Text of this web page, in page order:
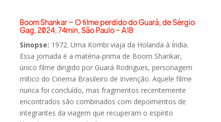
Boom Shankar – O filme perdido do Guará, de Sérgio
Gag, 2024, 74min, São Paulo - A18
Sinopse: 1972. Uma Kombi viaja da Holanda à Índia.
Essa jornada é a matéria-prima de Boom Shankar,
único filme dirigido por Guará Rodrigues, personagem
mítico do Cinema Brasileiro de Invenção. Aquele filme
nunca foi concluído, mas fragmentos recentemente
encontrados são combinados com depoimentos de
integrantes da viagem que recuperam o espírito